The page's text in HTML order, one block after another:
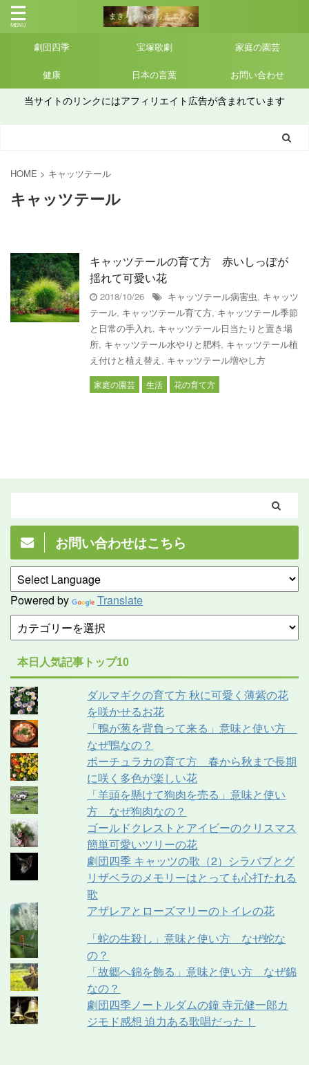
劇団四季 宝塚歌劇 家庭の園芸
健康 日本の言葉 お問い合わせ
当サイトのリンクにはアフィリエイト広告が含まれています
HOME > キャッツテール
キャッツテール
キャッツテールの育て方 赤いしっぽが
揺れて可愛い花
2018/10/26 キャッツテール病害虫, キャッツ
テール, キャッツテール育て方, キャッツテール季節
と日常の手入れ, キャッツテール日当たりと置き場
所, キャッツテール水やりと肥料, キャッツテール植
え付けと植え替え , キャッツテール増やし方
家庭の園芸 生活 花の育て方
お問い合わせはこちら
Powered by Translate
本日人気記事トップ10
ダルマギクの育て方 秋に可愛く薄紫の花
を咲かせるお花
「鴨が葱を背負って来る」意味と使い方
なぜ鴨なの？
ポーチュラカの育て方 春から秋まで長期
に咲く多色が楽しい花
「羊頭を懸けて狗肉を売る」意味と使い
方 なぜ狗肉なの？
ゴールドクレストとアイビーのクリスマス
簡単可愛いツリーの花
劇団四季 キャッツの歌（2）シラバブとグ
リザベラのメモリーはとっても心打たれる
歌
アザレアとローズマリーのトイレの花
「蛇の生殺し」意味と使い方 なぜ蛇な
の？
「故郷へ錦を飾る」意味と使い方 なぜ錦
なの？
劇団四季ノートルダムの鐘 寺元健一郎カ
ジモド感想 迫力ある歌唱だった！